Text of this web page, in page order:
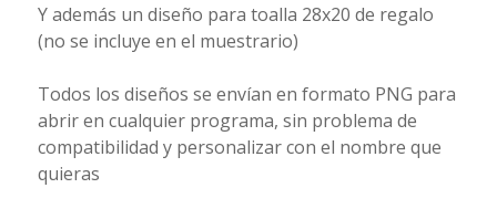
Y además un diseño para toalla 28x20 de regalo
(no se incluye en el muestrario)
Todos los diseños se envían en formato PNG para
abrir en cualquier programa, sin problema de
compatibilidad y personalizar con el nombre que
quieras